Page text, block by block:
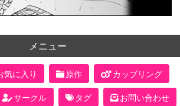
メニュー
気に入り 原作
カップリング
サークル タグ お問い合わせ